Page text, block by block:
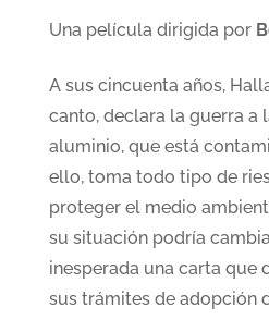
Una película dirigida por
A sus cincuenta años,
canto, declara la guerra a
aluminio, que está
ello, toma todo tipo de
proteger el medio
su situación podría
inesperada una carta que
sus trámites de adopción